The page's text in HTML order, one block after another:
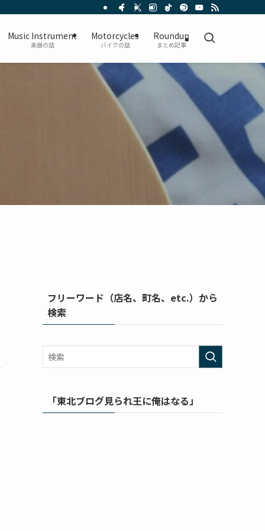
Music Instrument
楽器の話
Motorcycles
バイクの話
Roundup
まとめ記事
フリーワード（店名、町名、etc.）から
検索
「東北ブログ見られ王に俺はなる」